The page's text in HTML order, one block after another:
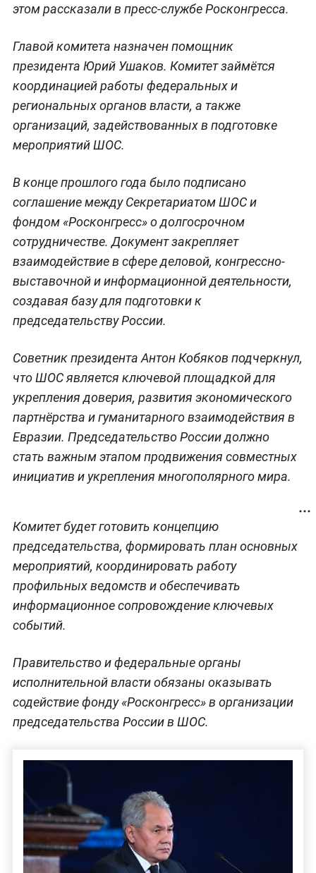
этом рассказали в пресс-службе Росконгресса.
Главой комитета назначен помощник
президента Юрий Ушаков. Комитет займётся
координацией работы федеральных и
региональных органов власти, а также
организаций, задействованных в подготовке
мероприятий ШОС.
В конце прошлого года было подписано
соглашение между Секретариатом ШОС и
фондом «Росконгресс» о долгосрочном
сотрудничестве. Документ закрепляет
взаимодействие в сфере деловой, конгрессно-
выставочной и информационной деятельности,
создавая базу для подготовки к
председательству России.
Советник президента Антон Кобяков подчеркнул,
что ШОС является ключевой площадкой для
укрепления доверия, развития экономического
партнёрства и гуманитарного взаимодействия в
Евразии. Председательство России должно
стать важным этапом продвижения совместных
инициатив и укрепления многополярного мира.
Комитет будет готовить концепцию
председательства, формировать план основных
мероприятий, координировать работу
профильных ведомств и обеспечивать
информационное сопровождение ключевых
событий.
Правительство и федеральные органы
исполнительной власти обязаны оказывать
содействие фонду «Росконгресс» в организации
председательства России в ШОС.